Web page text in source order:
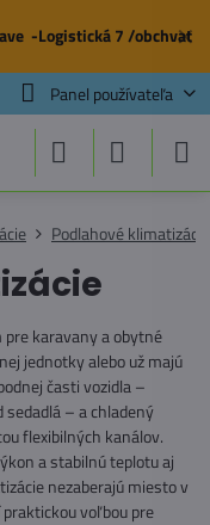
✕
-Logistická 7 /obchvat
Panel používateľa
Podlahové klimatizácie
karavany a obytné
jednotky alebo už majú
časti vozidla –
sedadlá – a chladený
flexibilných kanálov.
a stabilnú teplotu aj
nezaberajú miesto v
voľbou pre